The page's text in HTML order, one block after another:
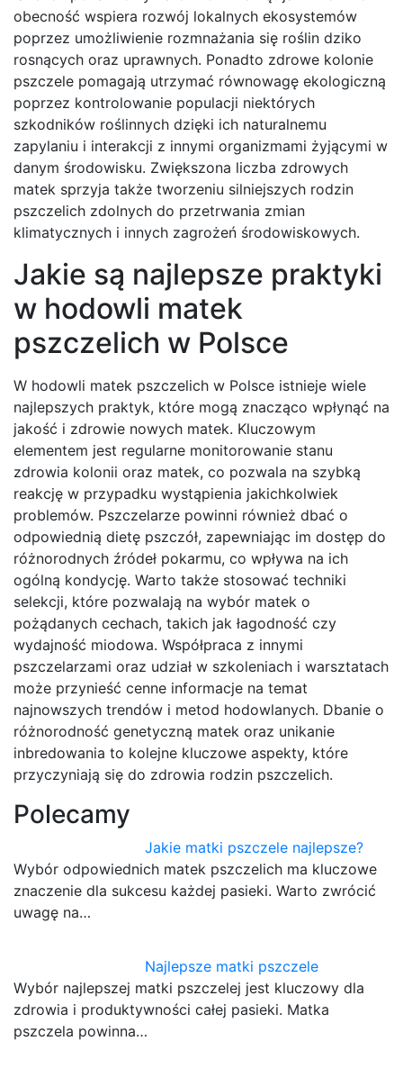
obecność wspiera rozwój lokalnych ekosystemów
poprzez umożliwienie rozmnażania się roślin dziko
rosnących oraz uprawnych. Ponadto zdrowe kolonie
pszczele pomagają utrzymać równowagę ekologiczną
poprzez kontrolowanie populacji niektórych
szkodników roślinnych dzięki ich naturalnemu
zapylaniu i interakcji z innymi organizmami żyjącymi w
danym środowisku. Zwiększona liczba zdrowych
matek sprzyja także tworzeniu silniejszych rodzin
pszczelich zdolnych do przetrwania zmian
klimatycznych i innych zagrożeń środowiskowych.
Jakie są najlepsze praktyki
w hodowli matek
pszczelich w Polsce
W hodowli matek pszczelich w Polsce istnieje wiele
najlepszych praktyk, które mogą znacząco wpłynąć na
jakość i zdrowie nowych matek. Kluczowym
elementem jest regularne monitorowanie stanu
zdrowia kolonii oraz matek, co pozwala na szybką
reakcję w przypadku wystąpienia jakichkolwiek
problemów. Pszczelarze powinni również dbać o
odpowiednią dietę pszczół, zapewniając im dostęp do
różnorodnych źródeł pokarmu, co wpływa na ich
ogólną kondycję. Warto także stosować techniki
selekcji, które pozwalają na wybór matek o
pożądanych cechach, takich jak łagodność czy
wydajność miodowa. Współpraca z innymi
pszczelarzami oraz udział w szkoleniach i warsztatach
może przynieść cenne informacje na temat
najnowszych trendów i metod hodowlanych. Dbanie o
różnorodność genetyczną matek oraz unikanie
inbredowania to kolejne kluczowe aspekty, które
przyczyniają się do zdrowia rodzin pszczelich.
Polecamy
Jakie matki pszczele najlepsze?
Wybór odpowiednich matek pszczelich ma kluczowe
znaczenie dla sukcesu każdej pasieki. Warto zwrócić
uwagę na…
Najlepsze matki pszczele
Wybór najlepszej matki pszczelej jest kluczowy dla
zdrowia i produktywności całej pasieki. Matka
pszczela powinna…